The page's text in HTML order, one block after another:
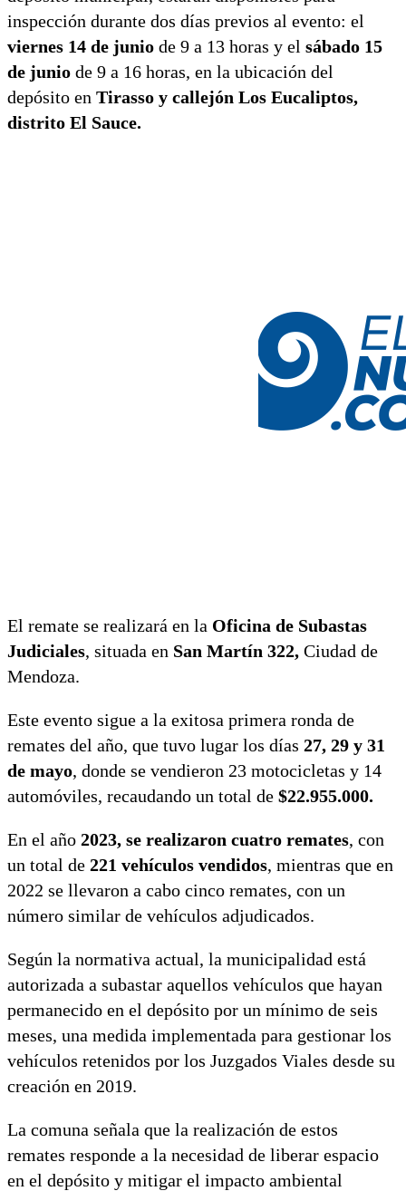
inspección durante dos días previos al evento: el
viernes 14 de junio de 9 a 13 horas y el sábado 15
de junio de 9 a 16 horas, en la ubicación del
depósito en Tirasso y callejón Los Eucaliptos,
distrito El Sauce.
El remate se realizará en la Oficina de Subastas
Judiciales, situada en San Martín 322, Ciudad de
Mendoza.
Este evento sigue a la exitosa primera ronda de
remates del año, que tuvo lugar los días 27, 29 y 31
de mayo, donde se vendieron 23 motocicletas y 14
automóviles, recaudando un total de $22.955.000.
En el año 2023, se realizaron cuatro remates, con
un total de 221 vehículos vendidos, mientras que en
2022 se llevaron a cabo cinco remates, con un
número similar de vehículos adjudicados.
Según la normativa actual, la municipalidad está
autorizada a subastar aquellos vehículos que hayan
permanecido en el depósito por un mínimo de seis
meses, una medida implementada para gestionar los
vehículos retenidos por los Juzgados Viales desde su
creación en 2019.
La comuna señala que la realización de estos
remates responde a la necesidad de liberar espacio
en el depósito y mitigar el impacto ambiental